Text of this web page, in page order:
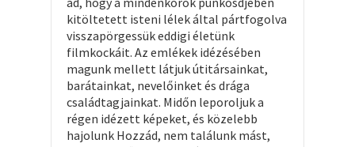
kitöltetett isteni lélek által pártfogolva
visszapörgessük eddigi életünk
filmkockáit. Az emlékek idézésében
magunk mellett látjuk útitársainkat,
barátainkat, nevelőinket és drága
családtagjainkat. Midőn leporoljuk a
régen idézett képeket, és közelebb
hajolunk Hozzád, nem találunk mást,